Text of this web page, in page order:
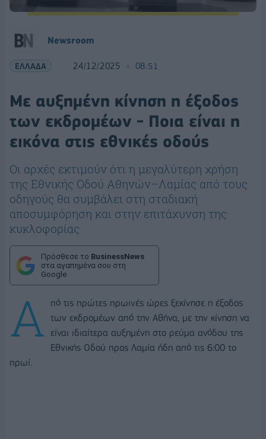
Newsroom
ΕΛΛΑΔΑ 24/12/2025 08:51
Με αυξημένη κίνηση η έξοδος
των εκδρομέων - Ποια είναι η
εικόνα στις εθνικές οδούς
Οι αρχές εκτιμούν ότι η μεγαλύτερη χρήση
της Εθνικής Οδού Αθηνών–Λαμίας από τους
οδηγούς θα συμβάλει στη σταδιακή
αποσυμφόρηση και στην επιτάχυνση της
κυκλοφορίας
Πρόσθεσε το BusinessNews
στα αγαπημένα σου στη
Google
Α
πό τις πρώτες πρωινές ώρες ξεκίνησε η έξοδος
των εκδρομέων από την Αθήνα, με την κίνηση να
είναι ιδιαίτερα αυξημένη στο ρεύμα ανόδου της
Εθνικής Οδού προς Λαμία ήδη από τις 6:00 το
πρωί.